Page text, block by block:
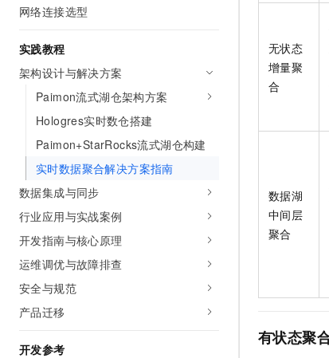
网络连接选型
实践教程
架构设计与解决方案
Paimon流式湖仓架构方案
Hologres实时数仓搭建
Paimon+StarRocks流式湖仓构建
实时数据聚合解决方案指南
数据集成与同步
行业应用与实战案例
开发指南与核心原理
运维调优与故障排查
安全与规范
产品迁移
开发参考
无状态
增量聚
合
数据湖
中间层
聚合
有状态聚
10 分钟在聊天系
专有云